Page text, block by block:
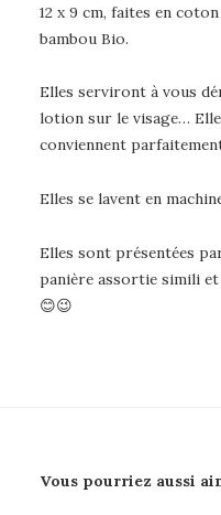
12 x 9 cm, faites en
bambou Bio.
Elles serviront à vous
lotion sur le visage…
conviennent
Elles se lavent en
Elles sont présentées
panière assortie simili
😊😉
Vous pourriez aussi